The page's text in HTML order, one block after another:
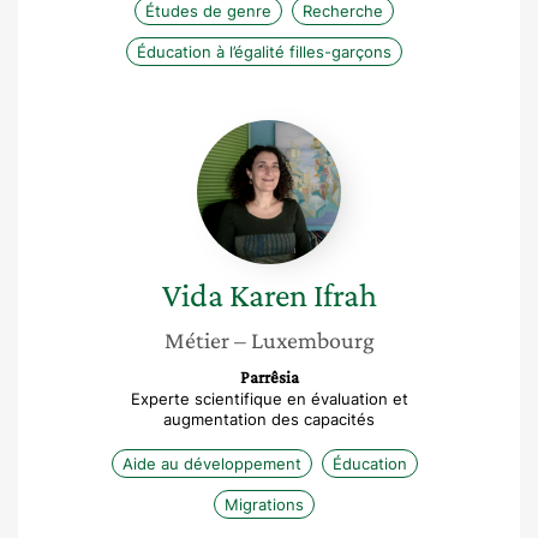
Études de genre Recherche
Éducation à l’égalité filles-garçons
Vida
Karen
Ifrah
Vida Karen Ifrah
Métier – Luxembourg
Parrêsia
Experte scientifique en évaluation et
augmentation des capacités
Aide au développement Éducation
Migrations